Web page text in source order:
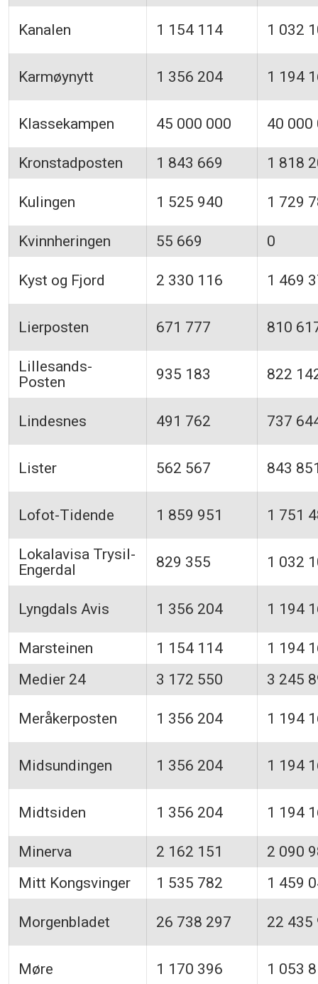
Kanalen 1 154 114 1 032
Karmøynytt 1 356 204 1 194
Klassekampen 45 000 000 40 000
Kronstadposten 1 843 669 1 818
Kulingen 1 525 940 1 729
Kvinnheringen 55 669 0
Kyst og Fjord 2 330 116 1 469
Lierposten 671 777 810
Lillesands-
Posten
935 183 822
Lindesnes 491 762 737
Lister 562 567 843
Lofot-Tidende 1 859 951 1 751
Lokalavisa Trysil-
Engerdal
829 355 1 032
Lyngdals Avis 1 356 204 1 194
Marsteinen 1 154 114
1 194
Medier 24
3 172 550 3 245
Meråkerposten 1 356 204 1 194
Midsundingen 1 356 204 1 194
Midtsiden 1 356 204 1 194
Minerva 2 162 151
2 090
Mitt Kongsvinger
1 535 782 1 459
Morgenbladet 26 738 297 22 435
Møre 1 170 396 1 053